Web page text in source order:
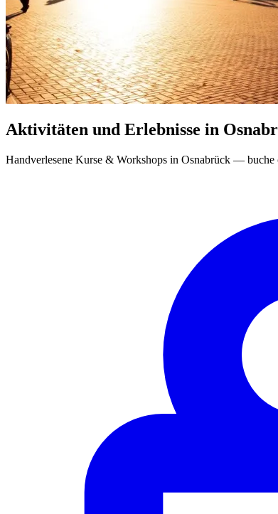
Aktivitäten und Erlebnisse in
Handverlesene Kurse & Workshops in Osnabrück — buche